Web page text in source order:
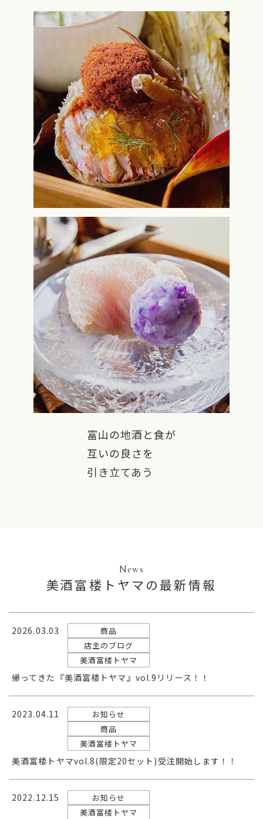
富山の地酒と食が
互いの良さを
引き立てあう
News
美酒富楼トヤマの最新情報
2026.03.03
商品
店主のブログ
美酒富楼トヤマ
帰ってきた『美酒富楼トヤマ』vol.9リリース！！
2023.04.11
お知らせ
商品
美酒富楼トヤマ
美酒富楼トヤマvol.8(限定20セット)受注開始します！！
2022.12.15
お知らせ
美酒富楼トヤマ